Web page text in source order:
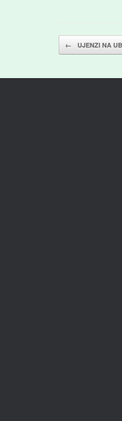
Post navigation
← UJENZI NA